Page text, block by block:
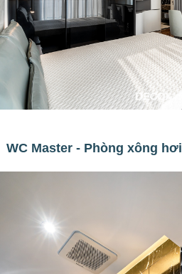
WC Master - Phòng xông hơi